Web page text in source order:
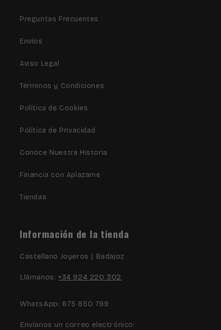
Preguntas Frecuentes
Envíos
Aviso Legal
Términos y Condiciones
Política de Cookies
Política de Privacidad
Conoce Nuestra Historia
Financia con Aplazame
Tiendas
Información de la tienda
Castellano Joyeros | Badajoz
Llámanos: +34 924 220 302
WhatsApp: 675 850 799
Envíanos un correo electrónico: